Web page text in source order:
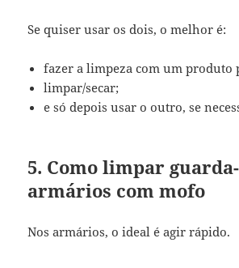
Se quiser usar os dois, o melhor é:
fazer a limpeza com um produto
limpar/secar;
e só depois usar o outro, se
5. Como limpar
armários com mofo
Nos armários, o ideal é agir rápido.